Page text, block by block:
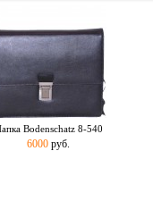
Bodenschatz 8-540
6000 руб.